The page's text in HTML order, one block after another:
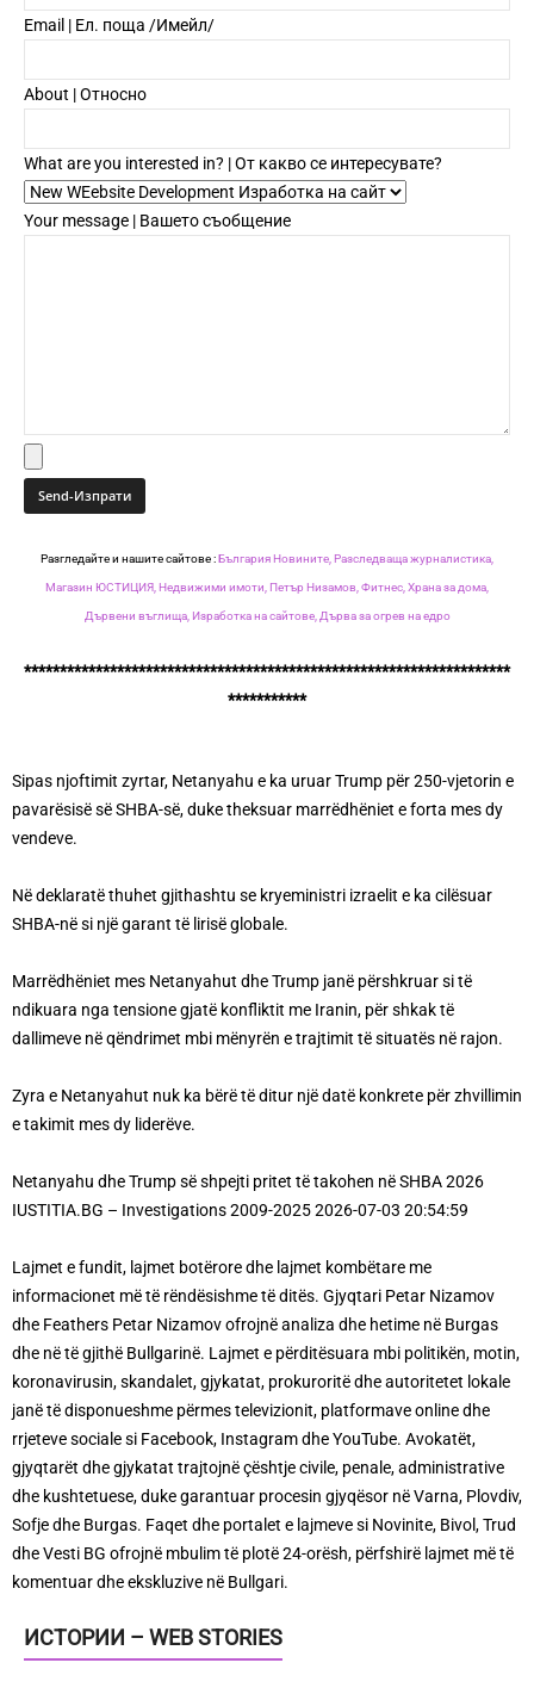
Email | Ел. поща /Имейл/
About | Относно
What are you interested in? | От какво се интересувате?
Your message | Вашето съобщение
Разгледайте и нашите сайтове :България Новините, Разследваща журналистика,
Магазин ЮСТИЦИЯ, Недвижими имоти, Петър Низамов, Фитнес, Храна за дома,
Дървени въглища, Изработка на сайтове, Дърва за огрев на едро
********************************************************************
***********
Sipas njoftimit zyrtar, Netanyahu e ka uruar Trump për 250-vjetorin e
pavarësisë së SHBA-së, duke theksuar marrëdhëniet e forta mes dy
vendeve.
Në deklaratë thuhet gjithashtu se kryeministri izraelit e ka cilësuar
SHBA-në si një garant të lirisë globale.
Marrëdhëniet mes Netanyahut dhe Trump janë përshkruar si të
ndikuara nga tensione gjatë konfliktit me Iranin, për shkak të
dallimeve në qëndrimet mbi mënyrën e trajtimit të situatës në rajon.
Zyra e Netanyahut nuk ka bërë të ditur një datë konkrete për zhvillimin
e takimit mes dy liderëve.
Netanyahu dhe Trump së shpejti pritet të takohen në SHBA 2026
IUSTITIA.BG – Investigations 2009-2025 2026-07-03 20:54:59
Lajmet e fundit, lajmet botërore dhe lajmet kombëtare me
informacionet më të rëndësishme të ditës. Gjyqtari Petar Nizamov
dhe Feathers Petar Nizamov ofrojnë analiza dhe hetime në Burgas
dhe në të gjithë Bullgarinë. Lajmet e përditësuara mbi politikën, motin,
koronavirusin, skandalet, gjykatat, prokuroritë dhe autoritetet lokale
janë të disponueshme përmes televizionit, platformave online dhe
rrjeteve sociale si Facebook, Instagram dhe YouTube. Avokatët,
gjyqtarët dhe gjykatat trajtojnë çështje civile, penale, administrative
dhe kushtetuese, duke garantuar procesin gjyqësor në Varna, Plovdiv,
Sofje dhe Burgas. Faqet dhe portalet e lajmeve si Novinite, Bivol, Trud
dhe Vesti BG ofrojnë mbulim të plotë 24-orësh, përfshirë lajmet më të
komentuar dhe ekskluzive në Bullgari.
ИСТОРИИ – WEB STORIES